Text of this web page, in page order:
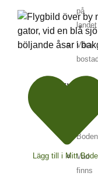
på
landet
Våra
FRITID
Boden
Vad
finns
Lägg till i Mitt